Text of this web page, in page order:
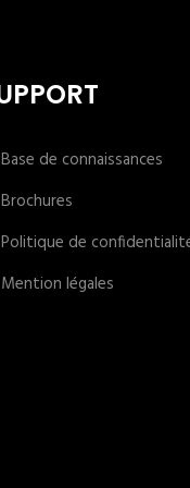
Base de connaissances
Brochures
Politique de
Mention légales